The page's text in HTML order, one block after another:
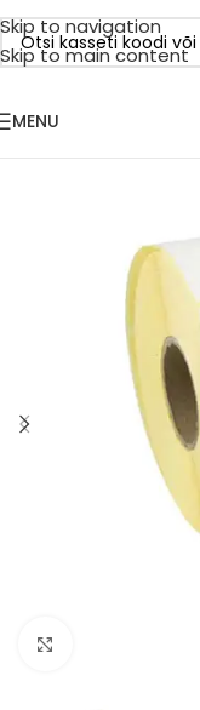
Skip to navigation
Skip to main content
MENU